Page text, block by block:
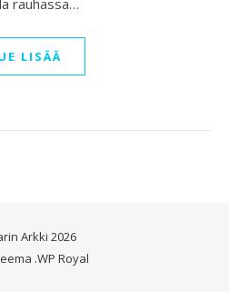
rauhassa…
LISÄÄ
Arkki 2026
.WP Royal